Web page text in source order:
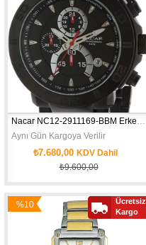
Nacar NC12-2911169-BBM Erkek Kol Saati
Aynı Gün Kargoya Verilir
₺7.680,00 KDV Dahil
₺9.600,00
%10
Ücretsiz
Kargo